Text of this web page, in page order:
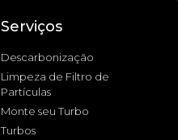
Serviços
Descarbonização
Limpeza de Filtro de
Partículas
Monte seu Turbo
Turbos